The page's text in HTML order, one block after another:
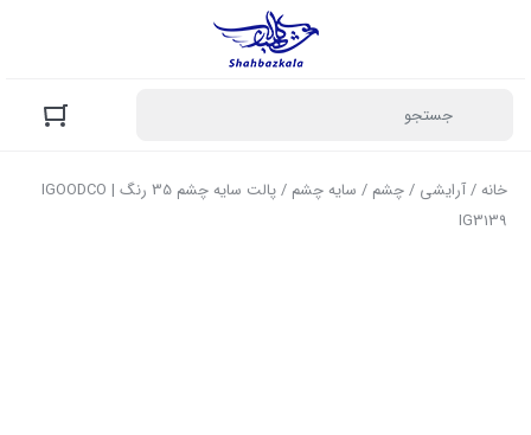
خانه/آرایشی /چشم / سایه چشم
/ پالت سایه چشم 35 رنگ | IGOODCO
IG3139